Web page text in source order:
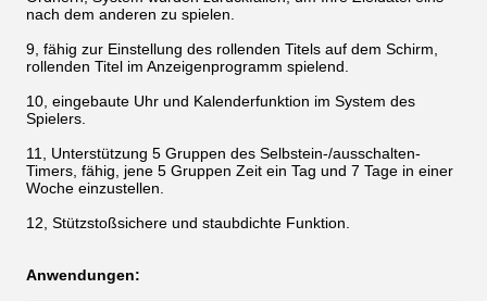
nach dem anderen zu spielen.
9, fähig zur Einstellung des rollenden Titels auf dem Schirm,
rollenden Titel im Anzeigenprogramm spielend.
10, eingebaute Uhr und Kalenderfunktion im System des
Spielers.
11, Unterstützung 5 Gruppen des Selbstein-/ausschalten-
Timers, fähig, jene 5 Gruppen Zeit ein Tag und 7 Tage in einer
Woche einzustellen.
12, Stützstoßsichere und staubdichte Funktion.
Anwendungen: